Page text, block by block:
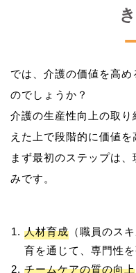
では、介護の価値を高
のでしょうか？
介護の生産性向上の取
えた上で段階的に価値を
まず最初のステップは
人材育成 （職員のス
育を通じて、専門性を
チームケアの質の向上